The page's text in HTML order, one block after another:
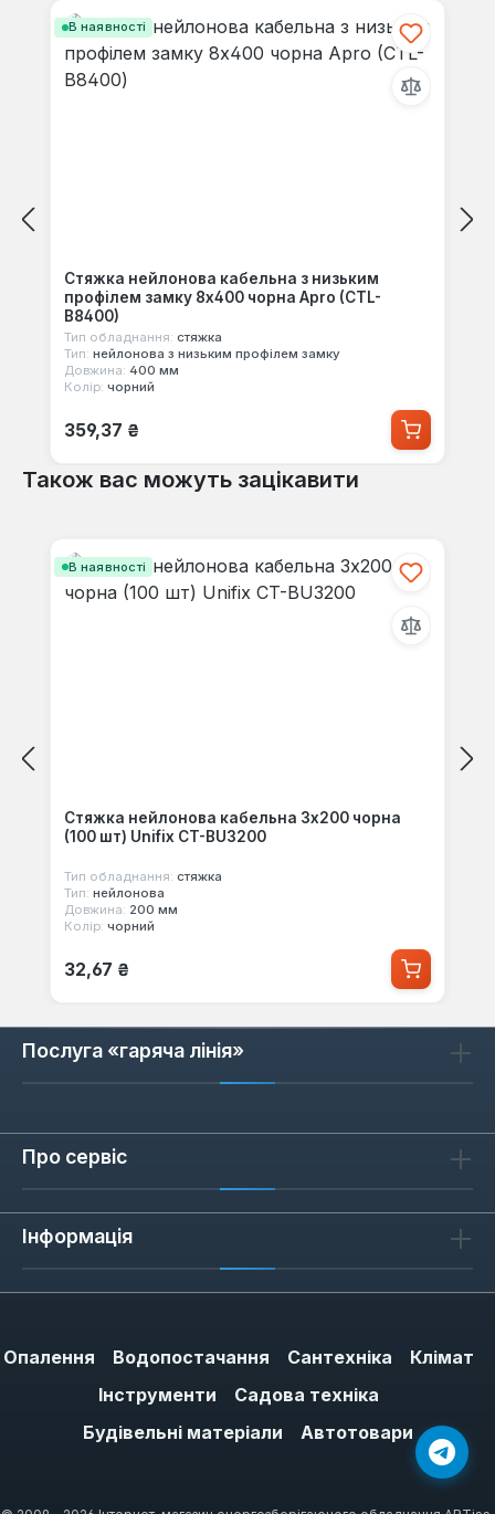
В наявності
Стяжка нейлонова кабельна з низьким
профілем замку 8x400 чорна Apro (CTL-
В8400)
Тип обладнання: стяжка
Тип: нейлонова з низьким профілем замку
Довжина: 400 мм
Колір: чорний
Звичайна ціна:
359,37 ₴
Також вас можуть зацікавити
В наявності
Стяжка нейлонова кабельна 3x200 чорна
(100 шт) Unifix CT-BU3200
Тип обладнання: стяжка
Тип: нейлонова
Довжина: 200 мм
Колір: чорний
Звичайна ціна:
32,67 ₴
Послуга «гаряча лінія»
Про сервіс
Інформація
Опалення Водопостачання Сантехніка
Клімат
Інструменти
Садова техніка
Будівельні матеріали
Автотовари